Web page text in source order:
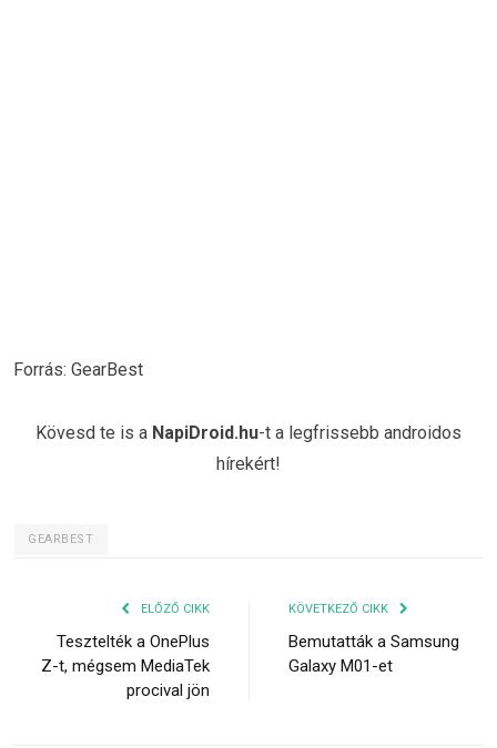
Forrás: GearBest
Kövesd te is a NapiDroid.hu-t a legfrissebb androidos
hírekért!
GEARBEST
ELŐZŐ CIKK
Tesztelték a OnePlus
Z-t, mégsem MediaTek
procival jön
KÖVETKEZŐ CIKK
Bemutatták a Samsung
Galaxy M01-et